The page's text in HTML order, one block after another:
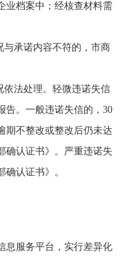
业档案中； 经核查材料需
承诺内容不符的， 市商
依法处理。 轻微违诺失信
告。一般违诺失信的，30
期不整改或整改后仍未达
确认证书》。严重违诺失
认证书》。
服务平台，实行差异化